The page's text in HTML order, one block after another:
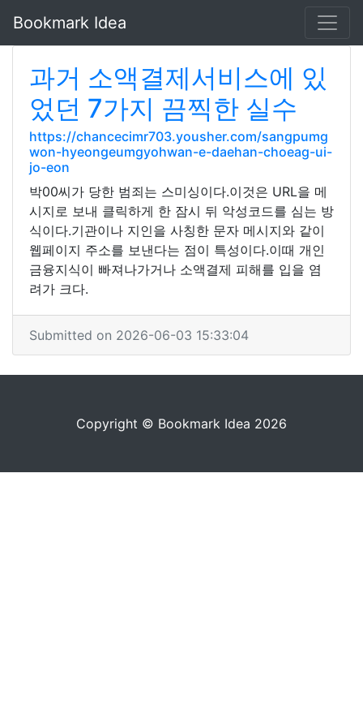
Bookmark Idea
과거 소액결제서비스에 있
었던 7가지 끔찍한 실수
https://chancecimr703.yousher.com/sangpumg
won-hyeongeumgyohwan-e-daehan-choeag-ui-
jo-eon
박00씨가 당한 범죄는 스미싱이다.이것은 URL을 메
시지로 보내 클릭하게 한 잠시 뒤 악성코드를 심는 방
식이다.기관이나 지인을 사칭한 문자 메시지와 같이
웹페이지 주소를 보낸다는 점이 특성이다.이때 개인
금융지식이 빠져나가거나 소액결제 피해를 입을 염
려가 크다.
Submitted on 2026-06-03 15:33:04
Copyright © Bookmark Idea 2026